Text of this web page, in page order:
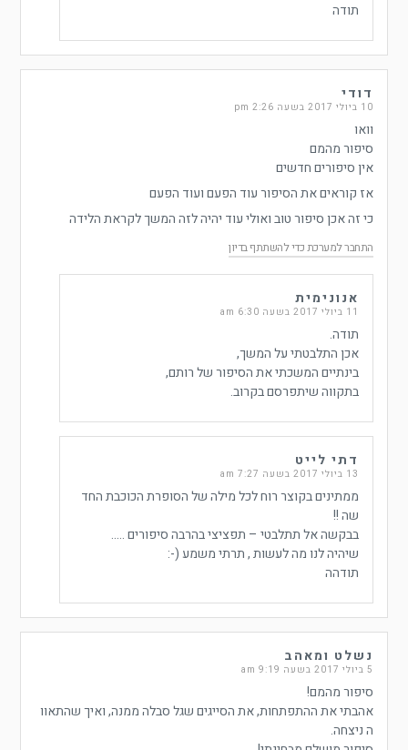
תודה
דודי
10 ביולי 2017 בשעה 2:26 pm
וואו
סיפור מהמם
אין סיפורים חדשים
אז קוראים את הסיפור עוד הפעם ועוד הפעם
כי זה אכן סיפור טוב ואולי עוד יהיה לזה המשך לקראת הלידה
התחבר למערכת כדי להשתתף בדיון
אנונימית
11 ביולי 2017 בשעה 6:30 am
תודה.
אכן התלבטתי על המשך,
בינתיים המשכתי את הסיפור של רותם,
בתקווה שיתפרסם בקרוב.
דתי לייט
13 ביולי 2017 בשעה 7:27 am
ממתינים בקוצר רוח לכל מילה של הסופרת הכוכבת החד
שה !!
בבקשה אל תתלבטי – תפציצי בהרבה סיפורים …..
שיהיה לנו מה לעשות , תרתי משמע (-:
תודהה
נשלט ומאהב
5 ביולי 2017 בשעה 9:19 am
סיפור מהמם!
אהבתי את ההתפתחות, את הסייגים שגל סבלה ממנה, ואיך שהתאוו
ה ניצחה.